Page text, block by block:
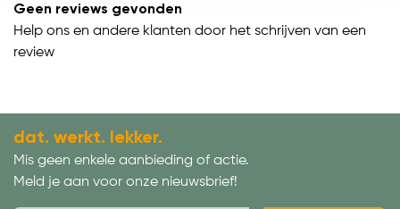
Geen reviews gevonden
Help ons en andere klanten door het schrijven van een
review
dat. werkt. lekker.
Mis geen enkele aanbieding of actie.
Meld je aan voor onze nieuwsbrief!